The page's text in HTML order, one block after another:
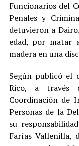
Funcionarios del
Penales y
detuvieron a
edad, por matar
madera en una
Según publicó el
Rico, a través
Coordinación de
Personas de la
su
Farías Vallenilla,